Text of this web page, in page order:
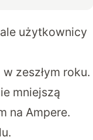
użytkownicy
zeszłym roku.
mniejszą
na Ampere.